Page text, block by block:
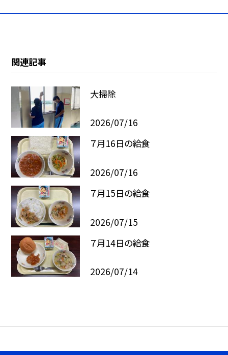
関連記事
大掃除
2026/07/16
７月16日の給食
2026/07/16
７月15日の給食
2026/07/15
７月14日の給食
2026/07/14